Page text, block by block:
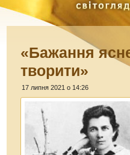
«Бажання
творити»
17 липня 2021 о 14:26